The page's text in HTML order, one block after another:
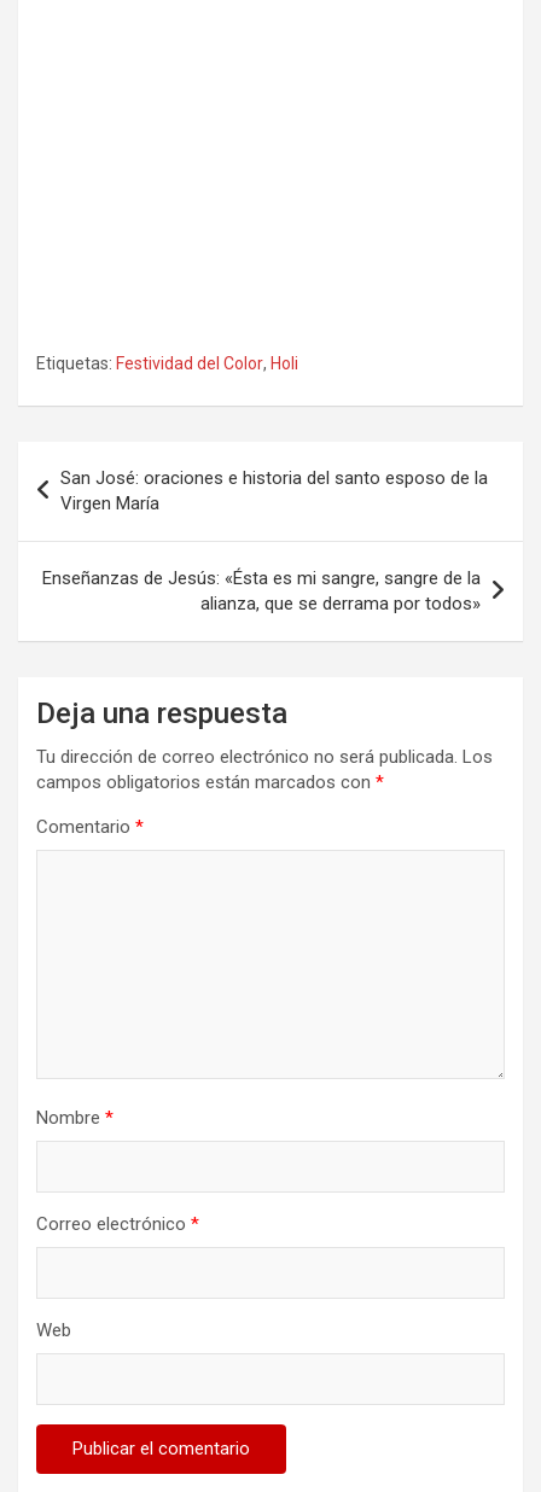
Etiquetas: Festividad del Color, Holi
de
entradas
San José: oraciones e historia del santo esposo de la
Virgen María
Enseñanzas de Jesús: «Ésta es mi sangre, sangre de la
alianza, que se derrama por todos»
Deja una respuesta
Tu dirección de correo electrónico no será publicada. Los
campos obligatorios están marcados con *
Comentario *
Nombre *
Correo electrónico *
Web